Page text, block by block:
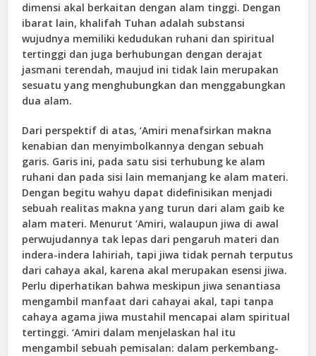
dimensi akal berkaitan dengan alam tinggi. Dengan
ibarat lain, khalifah Tuhan adalah substansi
wujudnya memiliki kedudukan ruhani dan spiritual
tertinggi dan juga berhubungan dengan derajat
jasmani terendah, maujud ini tidak lain merupakan
sesuatu yang menghubungkan dan menggabungkan
dua alam.
Dari perspektif di atas, ‘Amiri menafsirkan makna
kenabian dan menyimbolkannya dengan sebuah
garis. Garis ini, pada satu sisi terhubung ke alam
ruhani dan pada sisi lain memanjang ke alam materi.
Dengan begitu wahyu dapat didefinisikan menjadi
sebuah realitas makna yang turun dari alam gaib ke
alam materi. Menurut ‘Amiri, walaupun jiwa di awal
perwujudannya tak lepas dari pengaruh materi dan
indera-indera lahiriah, tapi jiwa tidak pernah terputus
dari cahaya akal, karena akal merupakan esensi jiwa.
Perlu diperhatikan bahwa meskipun jiwa senantiasa
mengambil manfaat dari cahayai akal, tapi tanpa
cahaya agama jiwa mustahil mencapai alam spiritual
tertinggi. ‘Amiri dalam menjelaskan hal itu
mengambil sebuah pemisalan: dalam perkembang-